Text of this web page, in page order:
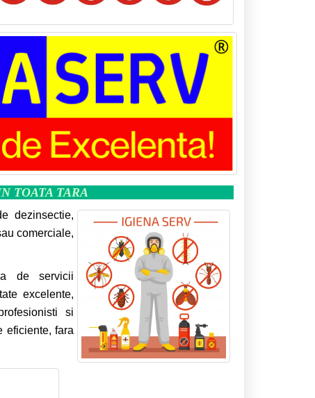
TOATA TARA
dezinsectie,
comerciale,
de servicii
excelente,
si
eficiente, fara